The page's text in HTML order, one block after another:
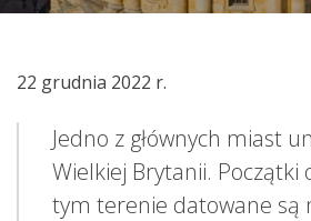
22 grudnia 2022 r.
Jedno z głównych miast
Wielkiej Brytanii. Początki
tym terenie datowane są